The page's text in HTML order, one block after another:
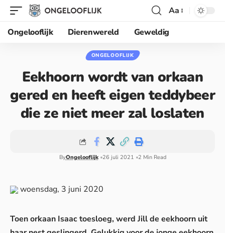
Aa
Ongelooflijk
Dierenwereld Geweldig
ONGELOOFLIJK
Eekhoorn wordt van orkaan
gered en heeft eigen teddybeer
die ze niet meer zal loslaten
ByOngelooflijk 26 juli 2021 2 Min Read
woensdag, 3 juni 2020
Toen orkaan Isaac toesloeg, werd Jill de eekhoorn uit